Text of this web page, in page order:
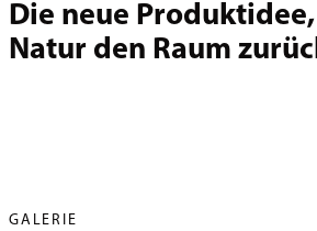
Die neue
Natur den Raum
GALERIE